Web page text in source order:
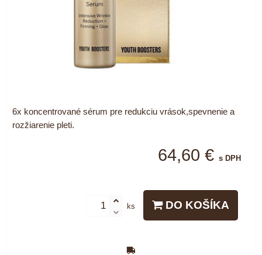
6x koncentrované sérum pre redukciu vrások,spevnenie a
rozžiarenie pleti.
64,60 € s DPH
ks DO KOŠÍKA